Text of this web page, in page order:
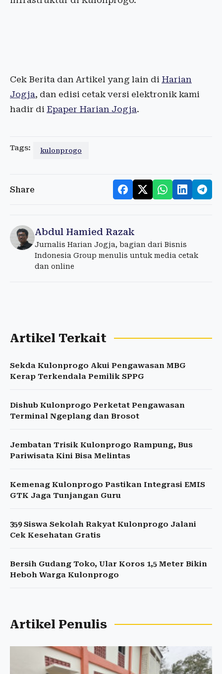
Cek Berita dan Artikel yang lain di Harian
Jogja, dan edisi cetak versi elektronik kami
hadir di Epaper Harian Jogja.
Tags: kulonprogo
Share
Abdul Hamied Razak
Jurnalis Harian Jogja, bagian dari Bisnis
Indonesia Group menulis untuk media cetak
dan online
Artikel Terkait
Sekda Kulonprogo Akui Pengawasan MBG
Kerap Terkendala Pemilik SPPG
Dishub Kulonprogo Perketat Pengawasan
Terminal Ngeplang dan Brosot
Jembatan Trisik Kulonprogo Rampung, Bus
Pariwisata Kini Bisa Melintas
Kemenag Kulonprogo Pastikan Integrasi EMIS
GTK Jaga Tunjangan Guru
359 Siswa Sekolah Rakyat Kulonprogo Jalani
Cek Kesehatan Gratis
Bersih Gudang Toko, Ular Koros 1,5 Meter Bikin
Heboh Warga Kulonprogo
Artikel Penulis